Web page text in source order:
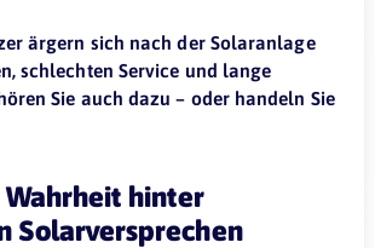
ärgern sich nach der Solaranlage
schlechten Service und lange
Sie auch dazu – oder handeln Sie
hinter
Solarversprechen